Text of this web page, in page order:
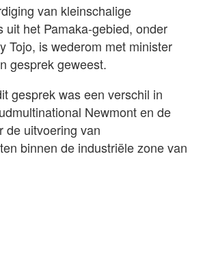
van kleinschalige
uit het Pamaka-gebied, onder
Tojo, is wederom met minister
gesprek geweest.
gesprek was een verschil in
Newmont en de
de uitvoering van
binnen de industriële zone van